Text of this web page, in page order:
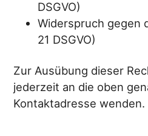
DSGVO)
Widerspruch gegen
21 DSGVO)
Zur Ausübung dieser
jederzeit an die oben
Kontaktadresse wenden.